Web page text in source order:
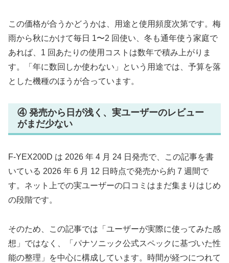
この価格が合うかどうかは、用途と使用頻度次第です。梅
雨から秋にかけて毎日 1〜2 回使い、冬も通年使う家庭で
あれば、1 回あたりの使用コストは数年で積み上がりま
す。「年に数回しか使わない」という用途では、予算を落
とした機種のほうが合っています。
④ 発売から日が浅く、実ユーザーのレビュー
がまだ少ない
F-YEX200D は 2026 年 4 月 24 日発売で、この記事を書
いている 2026 年 6 月 12 日時点で発売から約 7 週間で
す。ネット上での実ユーザーの口コミはまだ集まりはじめ
の段階です。
そのため、この記事では「ユーザーが実際に使ってみた感
想」ではなく、「パナソニック公式スペックに基づいた性
能の整理」を中心に構成しています。時間が経つにつれて